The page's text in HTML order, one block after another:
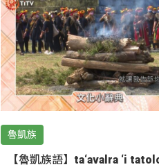
魯凱族
【魯凱族語】ta‘avalra ‘i